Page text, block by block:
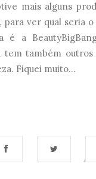
mais alguns
para ver qual seria
é a
tem também
Fiquei muito...